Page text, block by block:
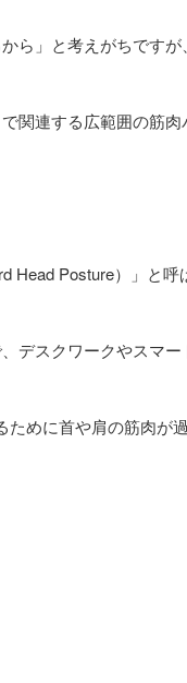
ら」と考えがちですが
関連する広範囲の筋肉
Posture）」と呼
デスクワークやスマー
めに首や肩の筋肉が